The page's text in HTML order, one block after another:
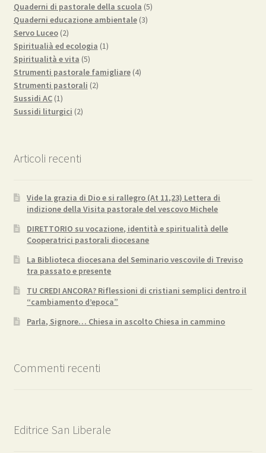
prodotti
Quaderni di pastorale della scuola 55
Quaderni educazione ambientale 33
Servo Luceo 22
prodotti
Spiritualià ed ecologia 11
Spiritualità e vita 55
prodotti
Strumenti pastorale famigliare 44
Strumenti pastorali 22
Sussidi AC 11
prodotto
Sussidi liturgici 22
Articoli recenti
Vide la grazia di Dio e si rallegro (At 11,23) Lettera di
indizione della Visita pastorale del vescovo Michele
DIRETTORIO su vocazione, identità e spiritualità delle
Cooperatrici pastorali diocesane
La Biblioteca diocesana del Seminario vescovile di Treviso
tra passato e presente
TU CREDI ANCORA? Riflessioni di cristiani semplici dentro il
“cambiamento d’epoca”
Parla, Signore… Chiesa in ascolto Chiesa in cammino
Commenti recenti
Editrice San Liberale